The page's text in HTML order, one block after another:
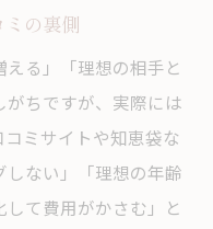
ラブルとスタッフ
活用の秘訣
年齢と活用術
ための年齢戦略
につけるポイント
の裏側
る」「理想の相手と
ちですが、実際には
ミサイトや知恵袋な
しない」「理想の年齢
て費用がかさむ」と